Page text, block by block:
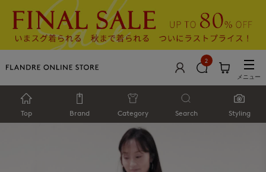
2
メニュー
Top Brand Category Search Styling